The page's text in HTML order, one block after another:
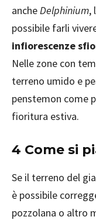
ancheDelphinium,
possibile farli
infiorescenze
Nelle zone con
terreno umido e
penstemon come
fioritura estiva.
4 Come si
Se il terreno del
è possibile
pozzolana o altro